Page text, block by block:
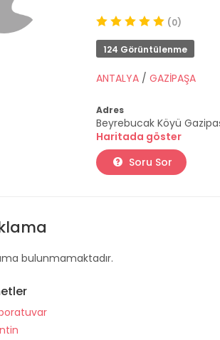
(0)
124 Görüntülenme
ANTALYA / GAZİPAŞA
Adres
Beyrebucak Köyü
Haritada göster
Soru Sor
bulunmamaktadır.